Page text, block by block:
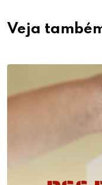
Veja